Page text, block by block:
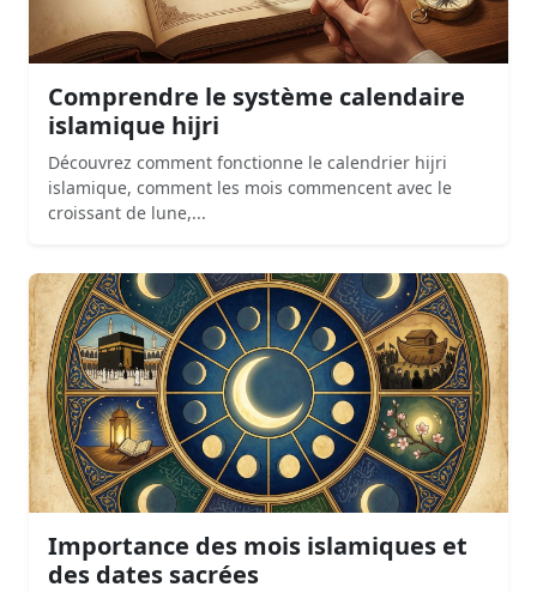
Comprendre le système calendaire
islamique hijri
Découvrez comment fonctionne le calendrier hijri
islamique, comment les mois commencent avec le
croissant de lune,...
Importance des mois islamiques et
des dates sacrées